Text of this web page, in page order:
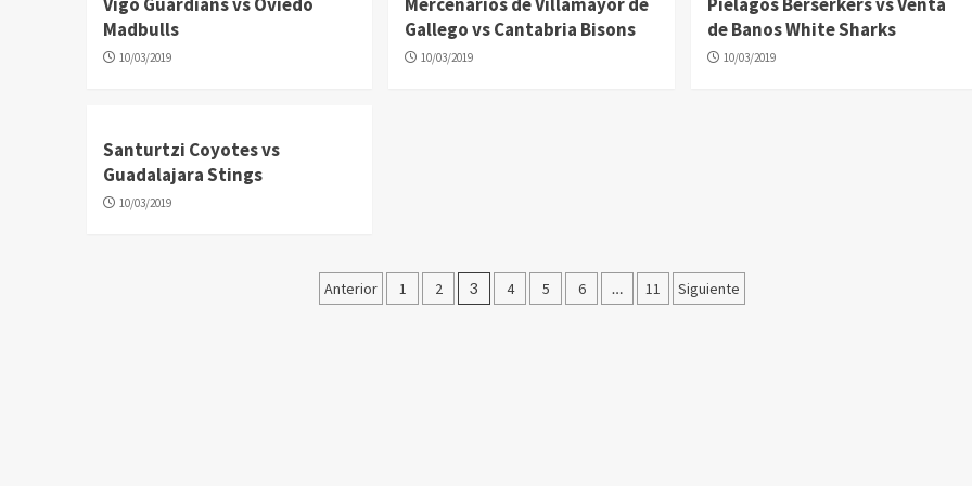
Madbulls
10/03/2019
Gallego vs Cantabria Bisons
10/03/2019
de Banos White Sharks
10/03/2019
Santurtzi Coyotes vs
Guadalajara Stings
10/03/2019
Paginación
Anterior 1 2 3 4 5 6 … 11 Siguiente